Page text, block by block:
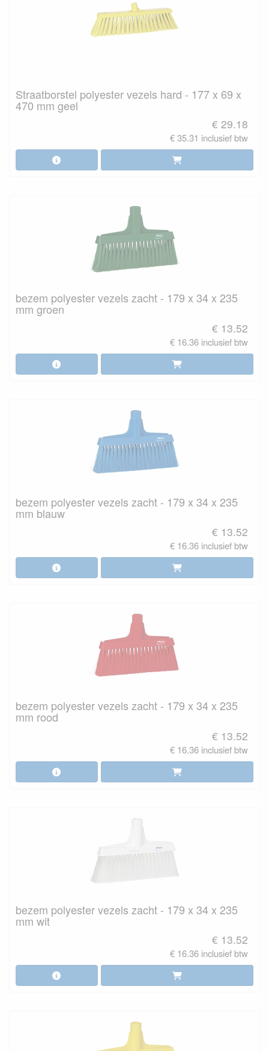
Straatborstel polyester vezels hard - 177 x 69 x
470 mm geel
€ 29.18
€ 35.31 inclusief btw
bezem polyester vezels zacht - 179 x 34 x 235
mm groen
€ 13.52
€ 16.36 inclusief btw
bezem polyester vezels zacht - 179 x 34 x 235
mm blauw
€ 13.52
€ 16.36 inclusief btw
bezem polyester vezels zacht - 179 x 34 x 235
mm rood
€ 13.52
€ 16.36 inclusief btw
bezem polyester vezels zacht - 179 x 34 x 235
mm wit
€ 13.52
€ 16.36 inclusief btw